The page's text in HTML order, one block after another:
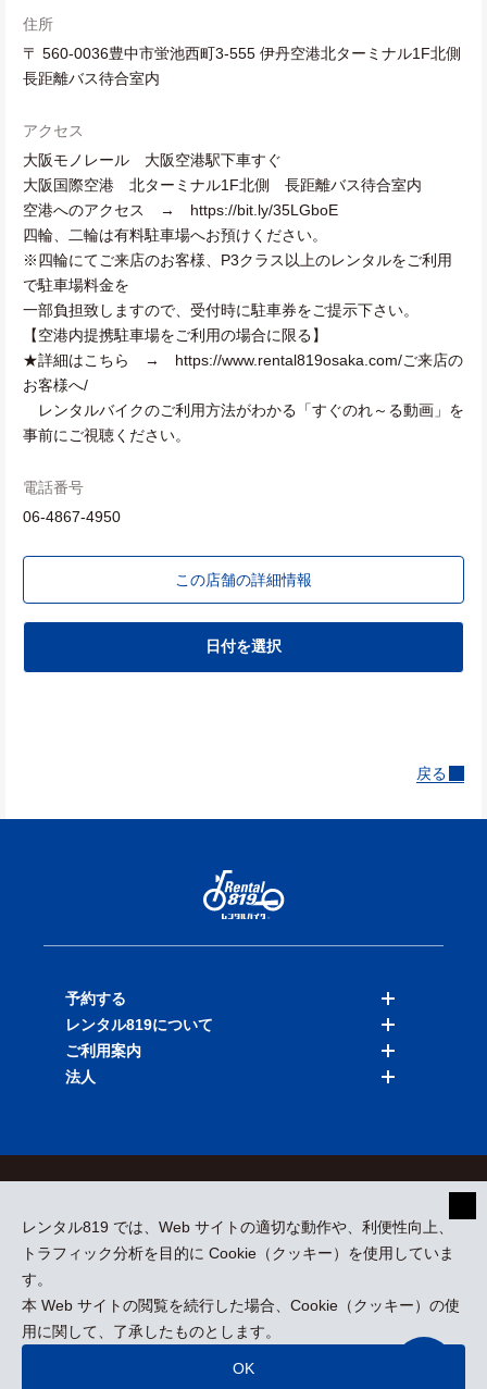
住所
〒 560-0036豊中市蛍池西町3-555 伊丹空港北ターミナル1F北側
長距離バス待合室内
アクセス
大阪モノレール 大阪空港駅下車すぐ
大阪国際空港 北ターミナル1F北側 長距離バス待合室内
空港へのアクセス → https://bit.ly/35LGboE
四輪、二輪は有料駐車場へお預けください。
※四輪にてご来店のお客様、P3クラス以上のレンタルをご利用
で駐車場料金を
一部負担致しますので、受付時に駐車券をご提示下さい。
【空港内提携駐車場をご利用の場合に限る】
★詳細はこちら → https://www.rental819osaka.com/ご来店の
お客様へ/
レンタルバイクのご利用方法がわかる「すぐのれ～る動画」を
事前にご視聴ください。
電話番号
06-4867-4950
この店舗の詳細情報
日付を選択
戻る
レンタル819 では、Web サイトの適切な動作や、利便性向上、
トラフィック分析を目的に Cookie（クッキー）を使用していま
す。
本 Web サイトの閲覧を続行した場合、Cookie（クッキー）の使
用に関して、了承したものとします。
OK
予約する
バイクを探す
店舗を探す
レンタル819について
料金表
ご利用案内
法人
採用情報
プレスリリース
kizuki Rental Service © All Rights Reserved.